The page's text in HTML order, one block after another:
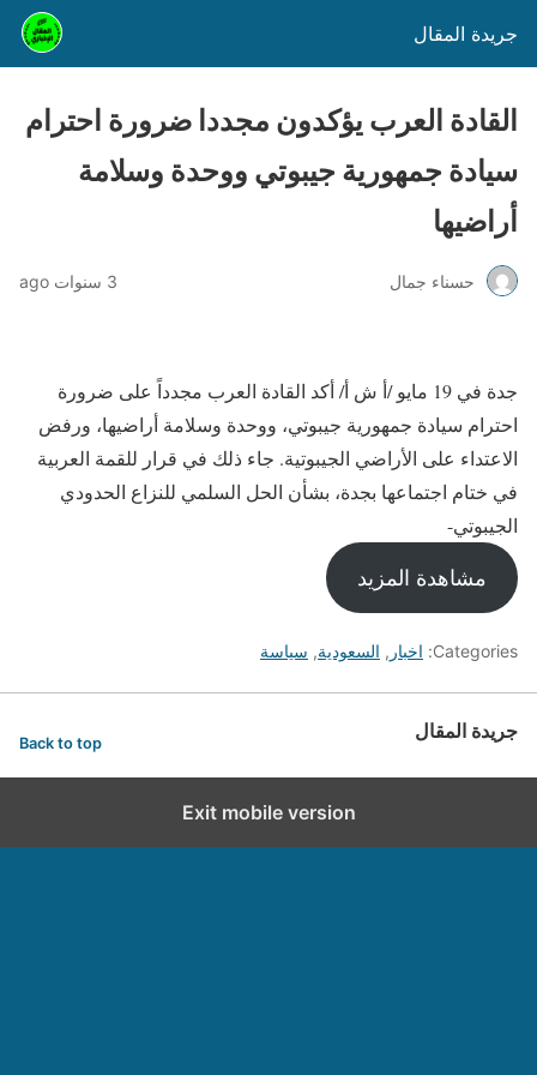
جريدة المقال
القادة العرب يؤكدون مجددا ضرورة احترام
سيادة جمهورية جيبوتي ووحدة وسلامة
أراضيها
حسناء جمال 3 سنوات ago
جدة في 19 مايو /أ ش أ/ أكد القادة العرب مجدداً على ضرورة
احترام سيادة جمهورية جيبوتي، ووحدة وسلامة أراضيها، ورفض
الاعتداء على الأراضي الجيبوتية. جاء ذلك في قرار للقمة العربية
في ختام اجتماعها بجدة، بشأن الحل السلمي للنزاع الحدودي
الجيبوتي-
مشاهدة المزيد
Categories: اخبار , السعودية, سياسة
جريدة المقال Back to top
Exit mobile version